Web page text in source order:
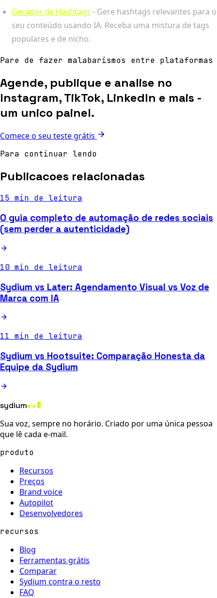
Gerador de Hashtags - Gere hashtags relevantes para o
seu conteúdo usando IA. Receba uma mistura de tags
populares e de nicho.
Pare de fazer malabarismos entre plataformas
Agende, publique e analise no
Instagram, TikTok, LinkedIn e mais -
um unico painel.
Comece o seu teste grátis
Para continuar lendo
Publicacoes relacionadas
15 min de leitura
O guia completo de automação de redes sociais
(sem perder a autenticidade)
10 min de leitura
Sydium vs Later: Agendamento Visual vs Voz de
Marca com IA
11 min de leitura
Sydium vs Hootsuite: Comparação Honesta da
Equipe da Sydium
sydium
Sua voz, sempre no horário. Criado por uma única pessoa
que lê cada e-mail.
produto
Recursos
Preços
Brand voice
Autopilot
Desenvolvedores
recursos
Blog
Ferramentas grátis
Comparar
Sydium contra o resto
FAQ